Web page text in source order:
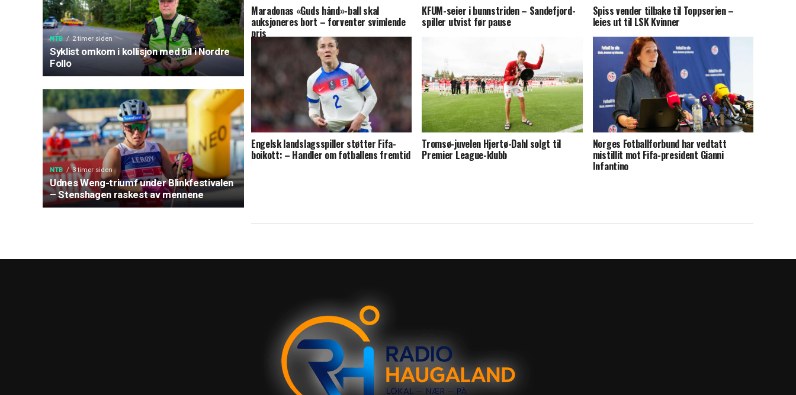
NTB 2 timer siden
Syklist omkom i kollisjon med bil i Nordre
Follo
NTB 3 timer siden
Udnes Weng-triumf under Blinkfestivalen
– Stenshagen raskest av mennene
Maradonas «Guds hånd»-ball skal
auksjoneres bort – forventer svimlende
pris
KFUM-seier i bunnstriden – Sandefjord-
spiller utvist før pause
Spiss vender tilbake til Toppserien –
leies ut til LSK Kvinner
Engelsk landslagsspiller støtter Fifa-
boikott: – Handler om fotballens fremtid
Tromsø-juvelen Hjertø-Dahl solgt til
Premier League-klubb
Norges Fotballforbund har vedtatt
mistillit mot Fifa-president Gianni
Infantino